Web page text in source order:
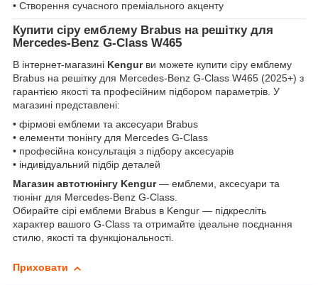
• Створення сучасного преміального акценту
Купити сіру емблему Brabus на решітку для
Mercedes-Benz G-Class W465
В інтернет-магазині Kengurви можете купити сіру емблему
Brabus на решітку для Mercedes-Benz G-Class W465 (2025+) з
гарантією якості та професійним підбором параметрів. У
магазині представлені:
• фірмові емблеми та аксесуари Brabus
• елементи тюнінгу для Mercedes G-Class
• професійна консультація з підбору аксесуарів
• індивідуальний підбір деталей
Магазин автотюнінгу Kengur— емблеми, аксесуари та
тюнінг для Mercedes-Benz G-Class.
Обирайте сірі емблеми Brabus в Kengur — підкресліть
характер вашого G-Class та отримайте ідеальне поєднання
стилю, якості та функціональності.
Приховати